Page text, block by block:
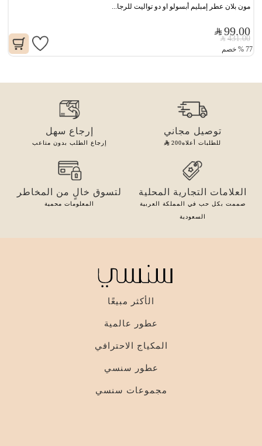
مون بلان عطر إمبليم أبسولو او دو تواليت للرجا...
99.00
431.00
77
% خصم
توصيل مجاني
للطلبات أعلاه200
إرجاع سهل
إرجاع الطلب بدون متاعب
العلامات التجارية المحلية
صممت بكل حب في المملكة العربية
السعودية
لتسوق خالٍ من المخاطر
المعلومات محمية
الأكثر مبيعًا
عطور عالمية
المكياج الاحترافي
عطور سنسي
مجموعات سنسي